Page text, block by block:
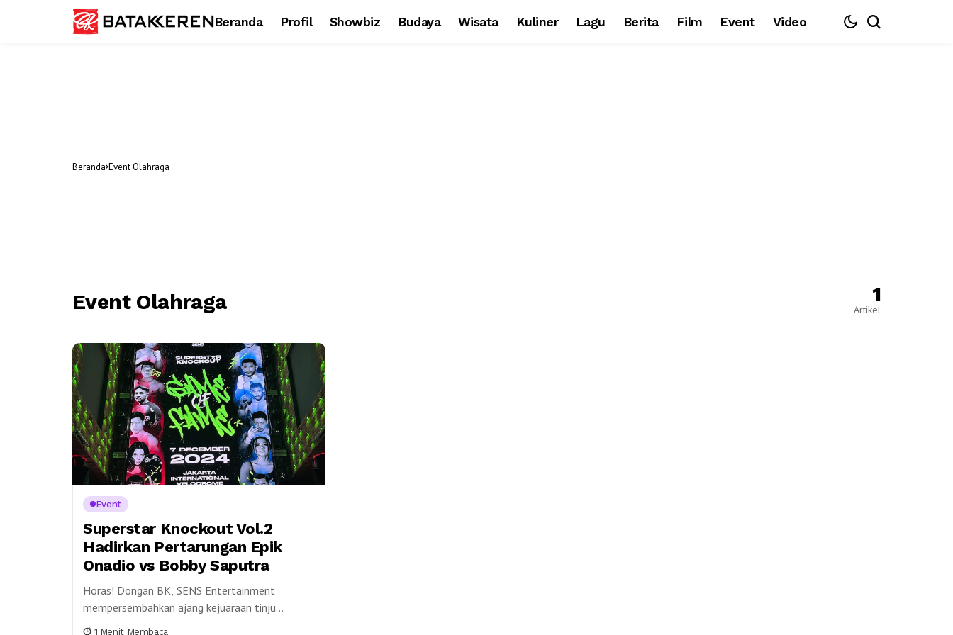
Beranda Profil Showbiz Budaya Wisata Kuliner Lagu Berita Film Event Video
Beranda Event Olahraga
Event Olahraga 1
Artikel
Event
Superstar Knockout Vol.2
Hadirkan Pertarungan Epik
Onadio vs Bobby Saputra
Horas! Dongan BK, SENS Entertainment
mempersembahkan ajang kejuaraan tinju
Superstar Knockout Vol. 2: Game of Fame, yang
1 Menit Membaca